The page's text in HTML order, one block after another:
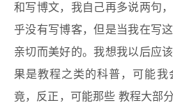
和写博文，我自己再多说两句
乎没有写博客，但是当我在写
亲切而美好的。我想我以后应
果是教程之类的科普，可能
竟，反正，可能那些 教程大部